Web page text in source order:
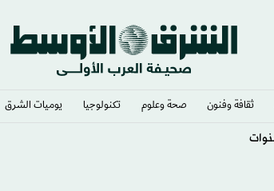
ثقافة وفنون صحة وعلوم تكنولوجيا يوميات الشرق​